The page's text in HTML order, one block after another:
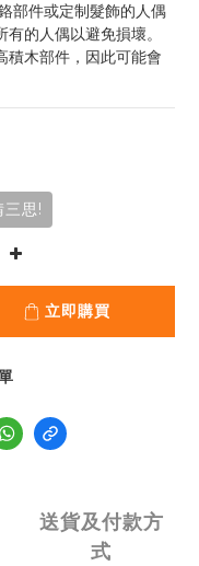
部件或定制髮飾的人偶
的人偶以避免損壞。
積木部件，因此可能會
思!
立即購買
送貨及付款方
式